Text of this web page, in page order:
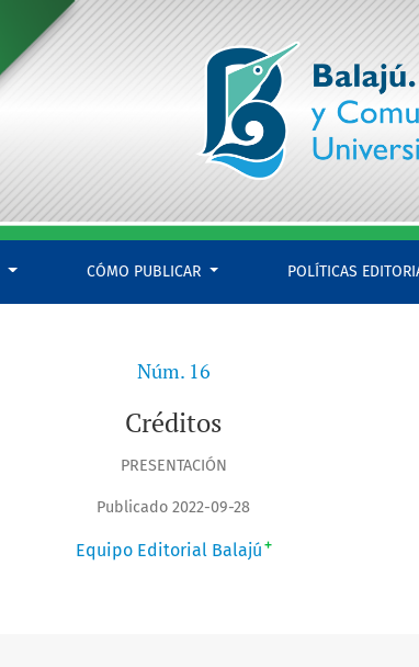
CÓMO PUBLICAR POLÍTICAS
Núm. 16
Créditos
PRESENTACIÓN
Publicado 2022-09-28
Equipo Editorial Balajú +